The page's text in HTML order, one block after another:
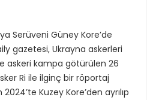
HEDEF
Serüveni Güney Kore’de
gazetesi, Ukrayna askerleri
askeri kampa götürülen 26
Ri ile ilginç bir röportaj
Kuzey Kore’den ayrılıp